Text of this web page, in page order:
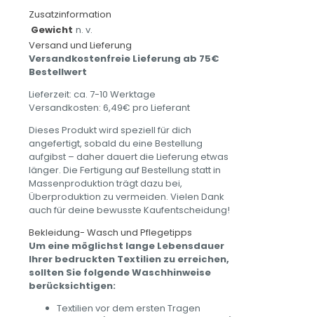
Zusatzinformation
Gewicht n. v.
Versand und Lieferung
Versandkostenfreie Lieferung ab 75€
Bestellwert
Lieferzeit: ca. 7-10 Werktage
Versandkosten: 6,49€ pro Lieferant
Dieses Produkt wird speziell für dich
angefertigt, sobald du eine Bestellung
aufgibst – daher dauert die Lieferung etwas
länger. Die Fertigung auf Bestellung statt in
Massenproduktion trägt dazu bei,
Überproduktion zu vermeiden. Vielen Dank
auch für deine bewusste Kaufentscheidung!
Bekleidung- Wasch und Pflegetipps
Um eine möglichst lange Lebensdauer
Ihrer bedruckten Textilien zu erreichen,
sollten Sie folgende Waschhinweise
berücksichtigen:
Textilien vor dem ersten Tragen